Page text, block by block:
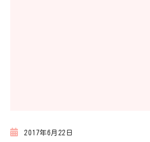
2017年6月22日